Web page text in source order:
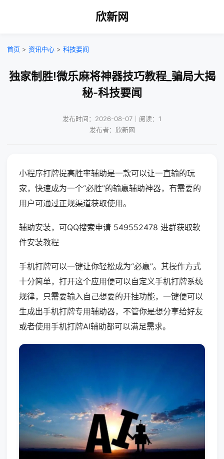
欣新网
首页 > 资讯中心 > 科技要闻
独家制胜!微乐麻将神器技巧教程_骗局大揭
秘-科技要闻
发布时间：2026-08-07｜阅读：1
发布者：欣新网
小程序打牌提高胜率辅助是一款可以让一直输的玩
家，快速成为一个“必胜”的输赢辅助神器，有需要的
用户可通过正规渠道获取使用。
辅助安装，可QQ搜索申请 549552478 进群获取软
件安装教程
手机打牌可以一键让你轻松成为“必赢”。其操作方式
十分简单，打开这个应用便可以自定义手机打牌系统
规律，只需要输入自己想要的开挂功能，一键便可以
生成出手机打牌专用辅助器，不管你是想分享给好友
或者使用手机打牌AI辅助都可以满足需求。